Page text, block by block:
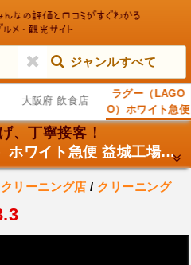
ジャンルすべて
大阪府 飲食店
ラグー（LAGO
O）ホワイト急便
益城工場前店,
、丁寧接客！
ラグー（LAGOO）ホワイト急便 益城工場前店,
クリーニング店 / クリーニング